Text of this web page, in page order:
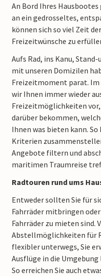
An Bord Ihres
an ein gedrosseltes,
können sich so viel Zeit
Freizeitwünsche zu
Aufs Rad, ins Kanu,
mit unseren Domizilen
Freizeitmoment parat.
wir Ihnen immer wieder
Freizeitmöglichkeiten vor,
darüber bekommen,
Ihnen was bieten kann.
Kriterien
Angebote filtern und
maritimen Traumreise
Radtouren rund ums
Entweder sollten Sie für
Fahrräder mitbringen
Fahrräder zu mieten sind.
Abstellmöglichkeiten für
flexibler unterwegs, Sie
Ausflüge in die
So erreichen Sie auch